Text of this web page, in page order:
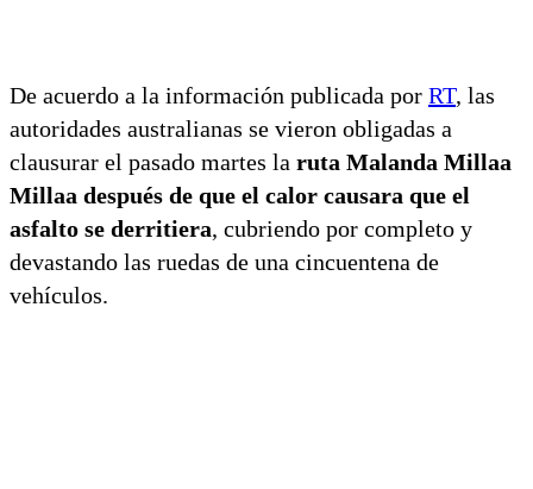
De acuerdo a la información publicada por RT, las
autoridades australianas se vieron obligadas a
clausurar el pasado martes la ruta Malanda Millaa
Millaa después de que el calor causara que el
asfalto se derritiera, cubriendo por completo y
devastando las ruedas de una cincuentena de
vehículos.